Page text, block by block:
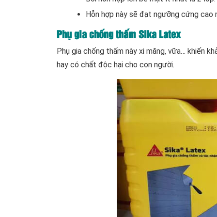
Hỗn hợp này sẽ đạt ngưỡng cứng
Phụ gia chống thấm Sika Latex
Phụ gia chống thấm này xi măng, vữa… khiến
hay có chất độc hại cho con người.